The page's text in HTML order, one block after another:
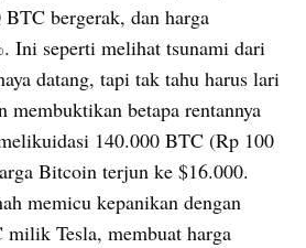
bergerak, dan harga
Ini seperti melihat tsunami dari
datang, tapi tak tahu harus lari
membuktikan betapa rentannya
140.000 BTC (Rp 100
Bitcoin terjun ke $16.000.
memicu kepanikan dengan
Tesla, membuat harga